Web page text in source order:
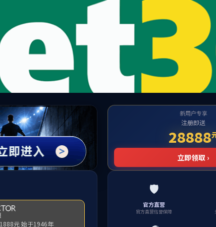
业务领域 创新体系 新闻中心 联系我们